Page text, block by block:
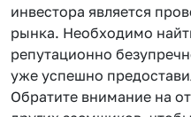
инвестора является
рынка. Необходимо
репутационно
уже успешно
Обратите внимание на